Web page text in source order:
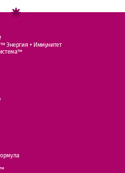
Энергия + Иммунитет